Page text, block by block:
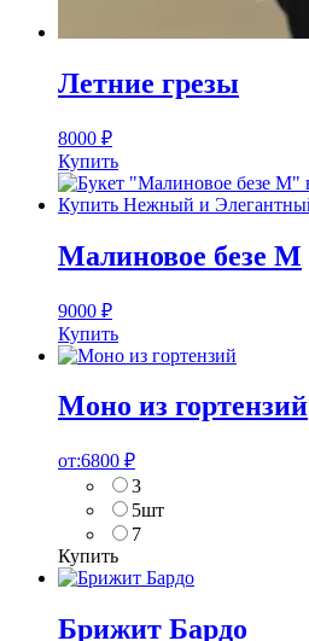
Летние грезы
8000 ₽
Купить
Малиновое безе M
9000 ₽
Купить
Моно из гортензий
от:6800 ₽
3
5шт
7
Купить
Брижит Бардо